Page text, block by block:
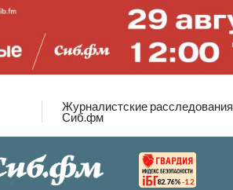
Журналистские расследования
Сиб.фм
82.76% -1.2